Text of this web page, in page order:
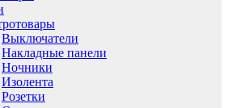
Выключатели
Накладные панели
Ночники
Изолента
Розетки